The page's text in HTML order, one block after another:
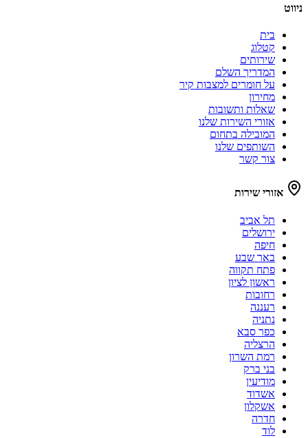
ניווט
בית
קטלוג
שירותים
המדריך השלם
על חומרים למצבות קיר
מחירון
שאלות ותשובות
אזורי השירות שלנו
המובילה בתחום
השותפים שלנו
צור קשר
אזורי שירות
תל אביב
ירושלים
חיפה
באר שבע
פתח תקווה
ראשון לציון
רחובות
רעננה
נתניה
כפר סבא
הרצליה
רמת השרון
בני ברק
מודיעין
אשדוד
אשקלון
חדרה
לוד